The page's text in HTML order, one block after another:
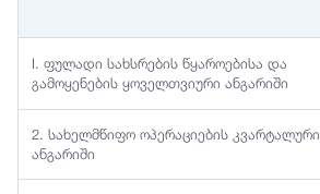
I. ფულადი სახსრების წყაროებისა და
გამოყენების ყოველთვიური ანგარიში
2. სახელმწიფო ოპერაციების კვარტალური
ანგარიში